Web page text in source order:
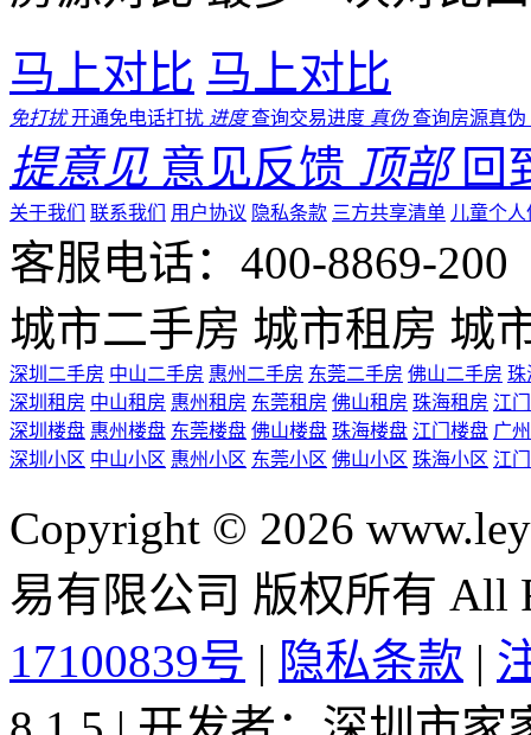
马上对比 马上对比
免打扰 开通免电话打扰 进度 查询交易进度 真伪 查询房源真伪
提意见 意见反馈 顶部 回
关于我们 联系我们 用户协议 隐私条款 三方共享清单 儿童个
客服电话：400-8869-200
城市二手房 城市租房 城
深圳二手房 中山二手房 惠州二手房 东莞二手房 佛山二手房 珠
深圳租房 中山租房 惠州租房 东莞租房 佛山租房 珠海租房 江
深圳楼盘 惠州楼盘 东莞楼盘 佛山楼盘 珠海楼盘 江门楼盘 广
深圳小区 中山小区 惠州小区 东莞小区 佛山小区 珠海小区 江
Copyright © 2026
易有限公司 版权所有 All
17100839号 | 隐私条款 |